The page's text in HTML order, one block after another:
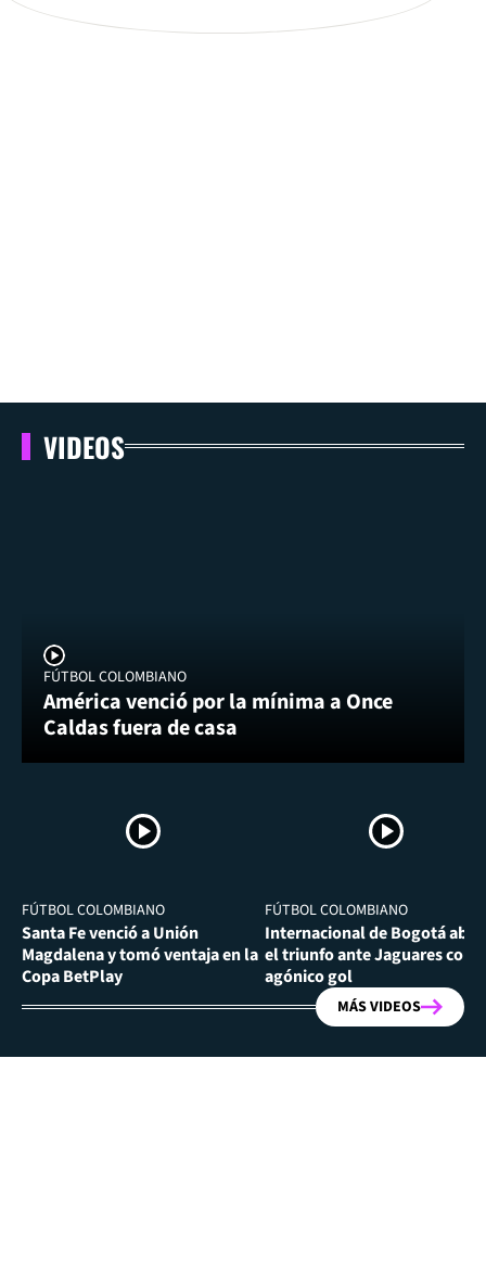
VIDEOS
FÚTBOL COLOMBIANO
América venció por la mínima a Once
Caldas fuera de casa
FÚTBOL COLOMBIANO
Santa Fe venció a Unión
Magdalena y tomó ventaja en la
Copa BetPlay
FÚTBOL COLOMBIANO
Internacional de Bogotá
el triunfo ante Jaguares con
agónico gol
MÁS VIDEOS